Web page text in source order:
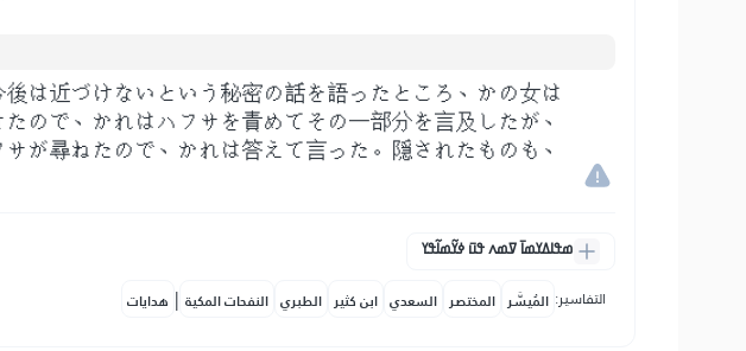
は近づけないという秘密の話を語ったところ、かの女は
ので、かれはハフサを責めてその一部分を言及したが、
が尋ねたので、かれは答えて言った。隠されたものも、
ߘߟߊߡߌߘߊ߫ ߜߘߍ ߟߎ߫ ߦߌ߬ߘߊ߬ߟߌ
التفاسير: المُيسَّر المختصر السعدي ابن كثير الطبري النفحات المكية | هدايات